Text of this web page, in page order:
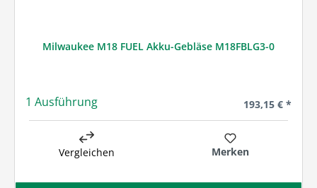
Milwaukee M18 FUEL Akku-Gebläse M18FBLG3-0
1 Ausführung Regulärer
193,15 € *
Vergleichen Merken